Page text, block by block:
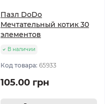
Пазл DoDo
Мечтательный котик 30
элементов
В наличии
Код товара: 65933
105.00 грн